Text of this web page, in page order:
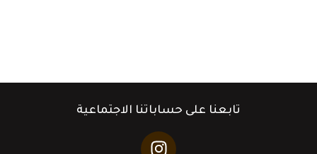
تابعنا على حساباتنا الاجتماعية